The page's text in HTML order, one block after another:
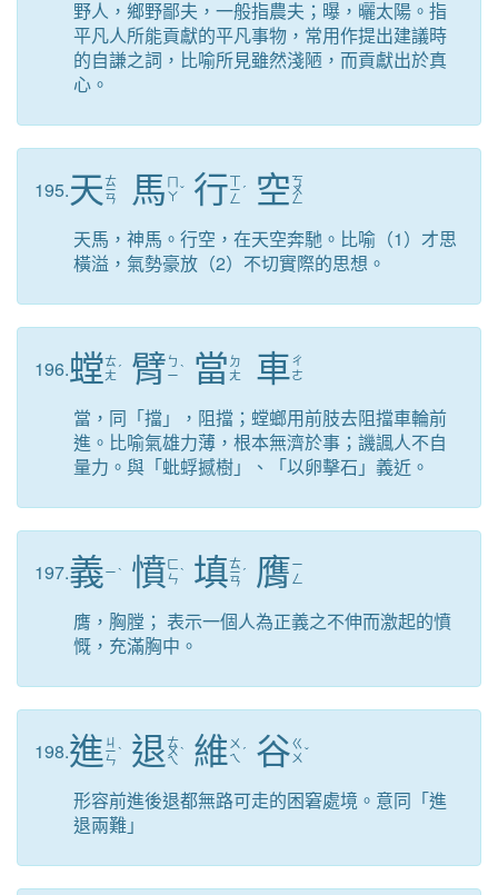
野人，鄉野鄙夫，一般指農夫；曝，曬太陽。指
平凡人所能貢獻的平凡事物，常用作提出建議時
的自謙之詞，比喻所見雖然淺陋，而貢獻出於真
心。
195.天ㄊ
ㄧ
ㄢ 馬 ㄚ ˇ 行ㄧ
ㄥ
ˊ 空 ㄎ
ㄨ
ㄥ
天馬，神馬。行空，在天空奔馳。比喻（1）才思
橫溢，氣勢豪放（2）不切實際的思想。
196.螳ㄊ
ㄤ ˊ 臂 ㄅ
ㄧˋ 當 ㄉ
ㄤ
車ㄔ
ㄜ
當，同「擋」，阻擋；螳螂用前肢去阻擋車輪前
進。比喻氣雄力薄，根本無濟於事；譏諷人不自
量力。與「蚍蜉撼樹」、「以卵擊石」義近。
197.義ㄧˋ 憤 ㄈ
ㄣˋ 填ㄊ
ㄧ
ㄢ
ˊ 膺ㄧ
ㄥ
膺，胸膛； 表示一個人為正義之不伸而激起的憤
慨，充滿胸中。
198.進 ㄐ
ㄧ
ㄣ
ˋ 退ㄊ
ㄨ
ㄟ
ˋ 維 ㄨ
ㄟ ˊ 谷ㄍ
ㄨ ˇ
形容前進後退都無路可走的困窘處境。意同「進
退兩難」